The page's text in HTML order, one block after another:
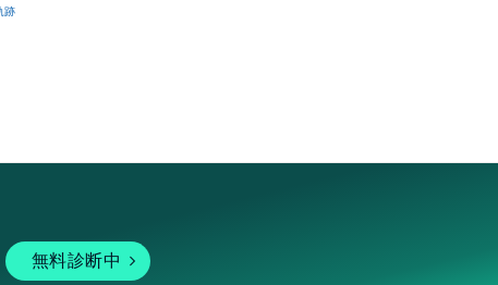
跡
無料診断中